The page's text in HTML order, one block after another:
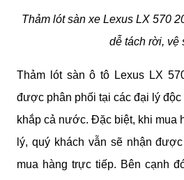
Thảm lót sàn xe Lexus LX 570
dễ tách rời, vệ
Thảm lót sàn ô tô Lexus LX
được phân phối tại các đại lý độc
khắp cả nước. Đặc biệt, khi mua
lý, quý khách vẫn sẽ nhận
mua hàng trực tiếp. Bên cạnh